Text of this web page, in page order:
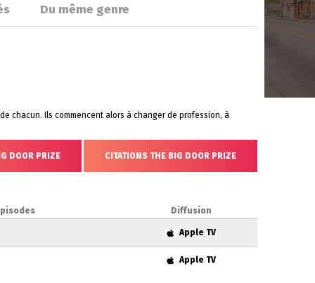
Du même genre
chacun. Ils commencent alors à changer de profession, à
DOOR PRIZE CITATIONS THE BIG DOOR PRIZE
Diffusion
Apple TV
Apple TV